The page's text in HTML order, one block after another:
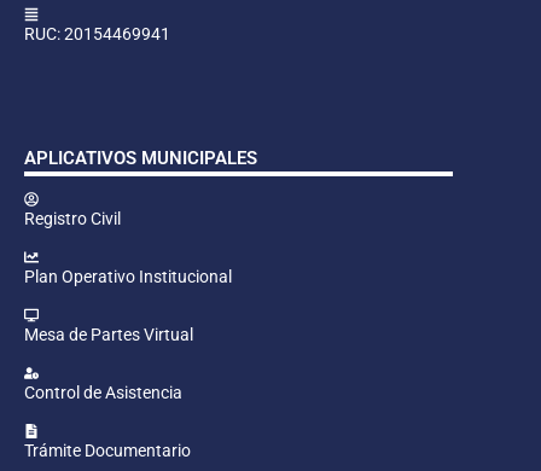
RUC: 20154469941
APLICATIVOS MUNICIPALES
Registro Civil
Plan Operativo Institucional
Mesa de Partes Virtual
Control de Asistencia
Trámite Documentario